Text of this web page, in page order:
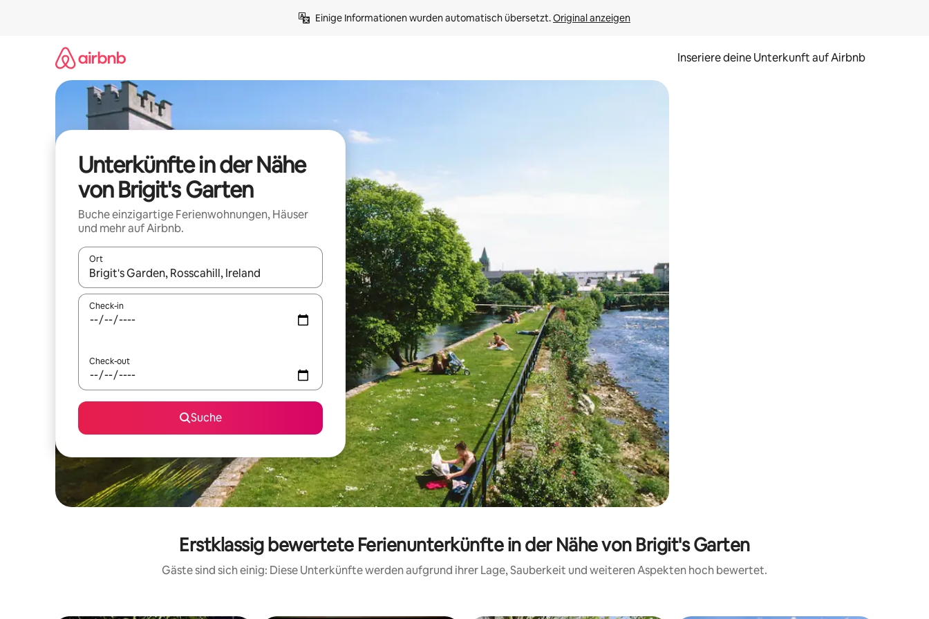
Einige Informationen wurden automatisch übersetzt. Original anzeigen
Inseriere deine Unterkunft auf Airbnb
Unterkünfte in der Nähe
von Brigit's Garten
Buche einzigartige Ferienwohnungen, Häuser
und mehr auf Airbnb.
Ort
Wenn Ergebnisse verfügbar sind, navigiere mit den Pfeiltasten nach oben und unten oder erkunde die Ergebnisse durch Berühren oder Wischgesten.
Check-in
Check-out
Suche
Erstklassig bewertete Ferienunterkünfte in der Nähe von Brigit's Garten
Gäste sind sich einig: Diese Unterkünfte werden aufgrund ihrer Lage, Sauberkeit und weiteren Aspekten hoch bewertet.